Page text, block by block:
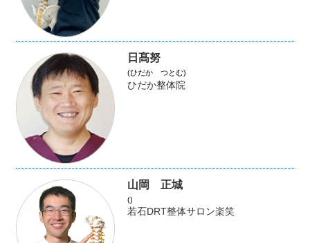
日髙努
(ひだか つとむ)
ひだか整体院
山岡 正城
()
若石DRT整体サロン楽笑